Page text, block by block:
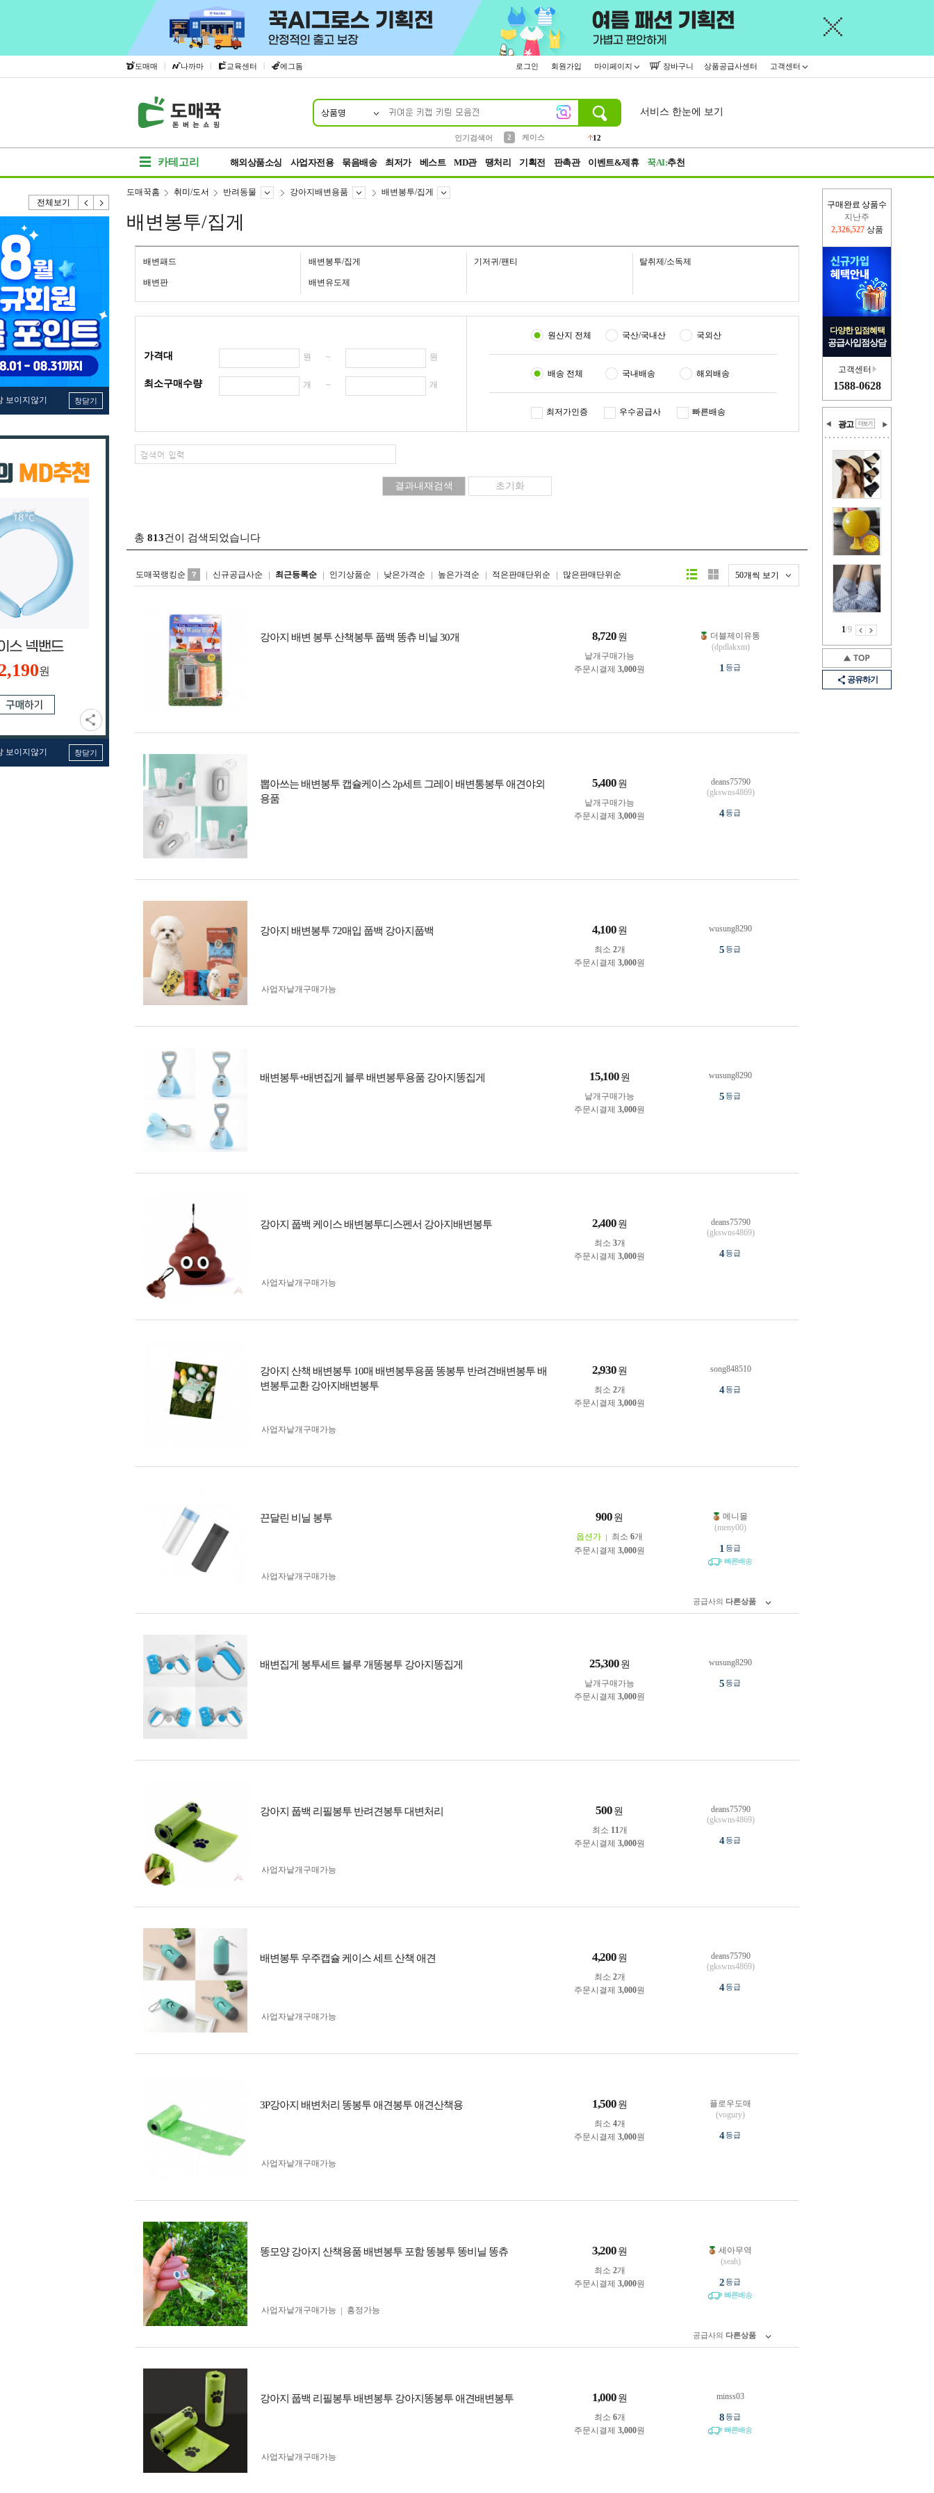
도매매 | 나까마 | 교육센터 | 에그돔 로그인 회원가입 마이페이지 장바구니 상품공급사센터 고객센터
상품명
인기검색어
2
케이스
12
서비스 한눈에 보기
카테고리 해외상품소싱 사업자전용 묶음배송 최저가 베스트 MD관 땡처리 기획전 판촉관 이벤트&제휴 꾹AI:추천
전체보기
보이지않기 창닫기
원
보이지않기 창닫기
구매완료 상품수
이번주
2,227,113 상품
다양한 입점혜택
공급사입점상담
고객센터
1588-0628
광고
1/9
공유하기
도매꾹홈 취미/도서 반려동물 강아지배변용품 배변봉투/집게
배변봉투/집게
배변패드 배변봉투/집게 기저귀/팬티 탈취제/소독제
배변판 배변유도제
가격대 원 ~ 원
최소구매수량 개 ~ 개
원산지 전체 국산/국내산 국외산
배송 전체 국내배송 해외배송
최저가인증 우수공급사 빠른배송
총 813건이 검색되었습니다
도매꾹랭킹순 신규공급사순 최근등록순 인기상품순 낮은가격순 높은가격순 적은판매단위순 많은판매단위순 50개씩 보기
리스트형갤러리형
강아지 배변 봉투 산책봉투 풉백 똥츄 비닐 30개 8,720 원
낱개구매가능
주문시결제 3,000원
더블제이유통
(dpdlakxm)
1 등급
뽑아쓰는 배변봉투 캡슐케이스 2p세트 그레이 배변통봉투 애견야외
용품
5,400 원
낱개구매가능
주문시결제 3,000원
deans75790
(gkswns4869)
4등급
강아지 배변봉투 72매입 풉백 강아지풉백 4,100 원
최소 2개
주문시결제 3,000원
사업자 낱개구매가능
wusung8290
5등급
배변봉투+배변집게 블루 배변봉투용품 강아지똥집게 15,100 원
낱개구매가능
주문시결제 3,000원
wusung8290
5등급
강아지 풉백 케이스 배변봉투디스펜서 강아지배변봉투 2,400 원
최소 3개
주문시결제 3,000원
사업자 낱개구매가능
deans75790
(gkswns4869)
4등급
강아지 산책 배변봉투 10매 배변봉투용품 똥봉투 반려견배변봉투 배
변봉투교환 강아지배변봉투
2,930 원
최소 2개
주문시결제 3,000원
사업자 낱개구매가능
song848510
4등급
끈달린 비닐 봉투 900 원
옵션가 최소 6개
주문시결제 3,000원
사업자 낱개구매가능
메니몰
(meny00)
1 등급
빠른배송
공급사의 다른상품
배변집게 봉투세트 블루 개똥봉투 강아지똥집게 25,300 원
낱개구매가능
주문시결제 3,000원
wusung8290
5등급
강아지 풉백 리필봉투 반려견봉투 대변처리 500 원
최소 11개
주문시결제 3,000원
사업자 낱개구매가능
deans75790
(gkswns4869)
4등급
배변봉투 우주캡슐 케이스 세트 산책 애견 4,200 원
최소 2개
주문시결제 3,000원
사업자 낱개구매가능
deans75790
(gkswns4869)
4등급
3P강아지 배변처리 똥봉투 애견봉투 애견산책용 1,500 원
최소 4개
주문시결제 3,000원
사업자 낱개구매가능
플로우도매
(vogury)
4등급
똥모양 강아지 산책용품 배변봉투 포함 똥봉투 똥비닐 똥츄 3,200 원
최소 2개
주문시결제 3,000원
사업자 낱개구매가능 흥정가능
세아무역
(seah)
2등급
빠른배송
공급사의 다른상품
강아지 풉백 리필봉투 배변봉투 강아지똥봉투 애견배변봉투 1,000 원
최소 6개
주문시결제 3,000원
사업자 낱개구매가능
minss03
8등급
빠른배송